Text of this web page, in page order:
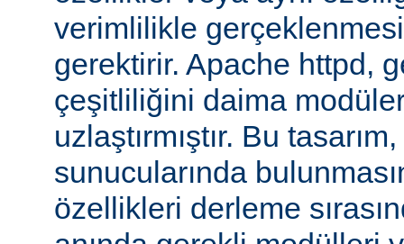
verimlilikle
gerektirir. Apache httpd,
çeşitliliğini daima
uzlaştırmıştır. Bu
sunucularında
özellikleri derleme